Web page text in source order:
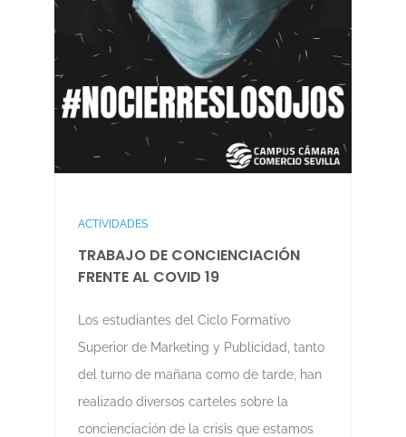
ACTIVIDADES
TRABAJO DE CONCIENCIACIÓN
FRENTE AL COVID 19
Los estudiantes del Ciclo Formativo
Superior de Marketing y Publicidad, tanto
del turno de mañana como de tarde, han
realizado diversos carteles sobre la
concienciación de la crisis que estamos